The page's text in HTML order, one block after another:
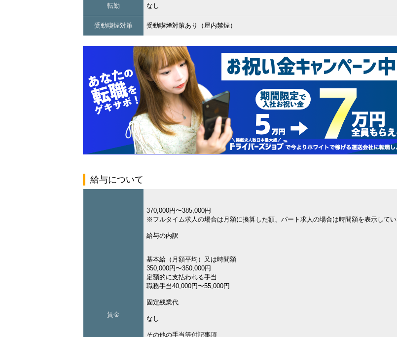
転勤 なし
受動喫煙対策 受動喫煙対策あり（屋内禁煙）
給与について
賃金
370,000円〜385,000円
※フルタイム求人の場合は月額に換算した額、パート求人の場合は時間額を表示して
給与の内訳
基本給（月額平均）又は時間額
350,000円〜350,000円
定額的に支払われる手当
職務手当40,000円〜55,000円
固定残業代
なし
その他の手当等付記事項